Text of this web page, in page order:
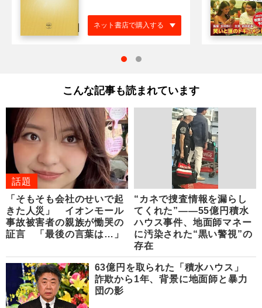
ネット書店で購入する
こんな記事も読まれています
話題
「そもそも会社のせいで起
きた人災」 イオンモール
事故被害者の親族が慟哭の
証言 「最後の言葉は…」
“カネで捜査情報を漏らし
てくれた”――55億円積水
ハウス事件、地面師マネー
に汚染された“黒い警視”の
存在
63億円を取られた「積水ハウス」
詐欺から1年、背景に地面師と暴力
団の影